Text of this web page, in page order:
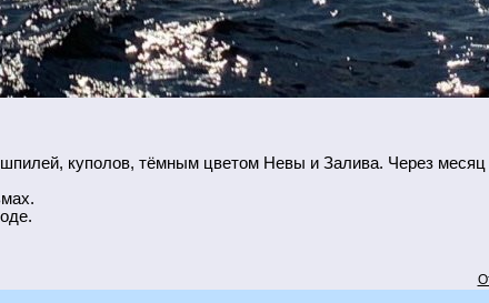
куполов, тёмным цветом Невы и Залива. Через месяц